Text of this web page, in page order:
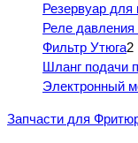
Резервуар для
Реле
Фильтр Утюга2
Шланг подачи
Электронный
Запчасти для